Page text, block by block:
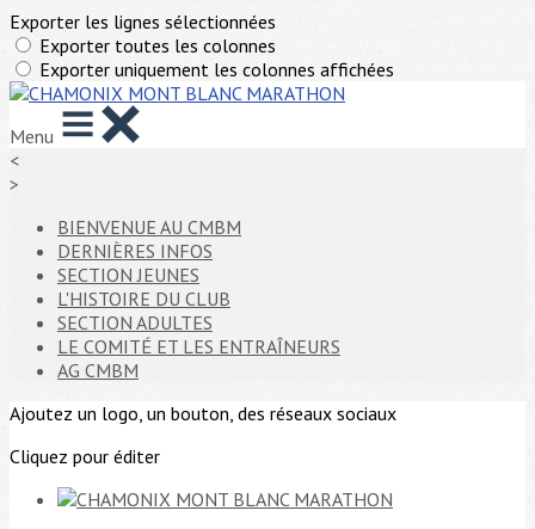
Exporter les lignes sélectionnées
Exporter toutes les colonnes
Exporter uniquement les colonnes affichées
Menu
<
>
BIENVENUE AU CMBM
DERNIÈRES INFOS
SECTION JEUNES
L'HISTOIRE DU CLUB
SECTION ADULTES
LE COMITÉ ET LES ENTRAÎNEURS
AG CMBM
Ajoutez un logo, un bouton, des réseaux sociaux
Cliquez pour éditer